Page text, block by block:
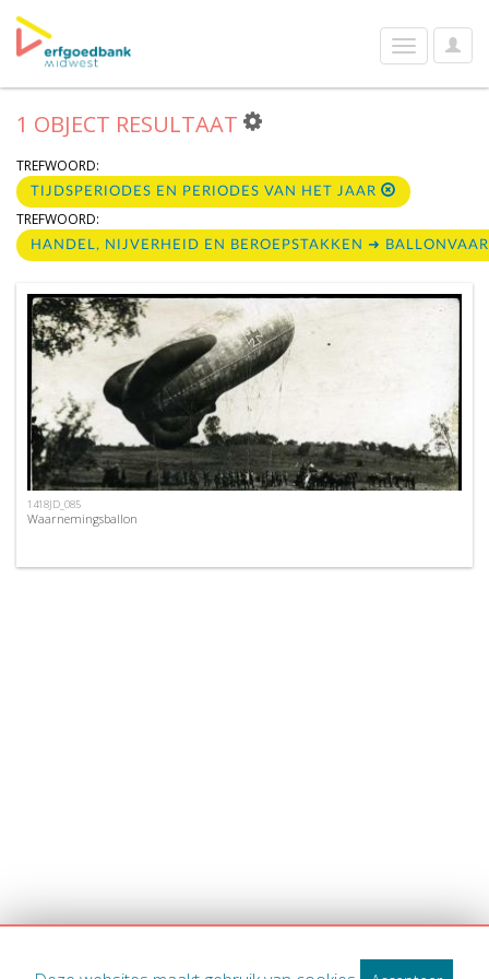
User
Toggle
navigation
1 OBJECT RESULTAAT
TREFWOORD:
TIJDSPERIODES EN PERIODES VAN HET JAAR
TREFWOORD:
HANDEL, NIJVERHEID EN BEROEPSTAKKEN ➜
1418JD_085
Waarnemingsballon